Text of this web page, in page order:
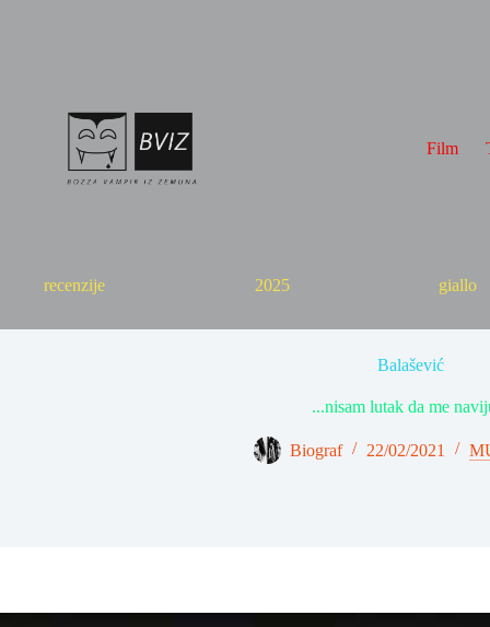
Film
recenzije 2025 giallo
Balašević
...nisam lutak da me
Biograf 22/02/2021